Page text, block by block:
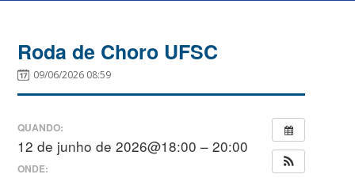
Roda de Choro UFSC
09/06/2026 08:59
QUANDO:
12 de junho de 2026@18:00 – 20:00
ONDE: